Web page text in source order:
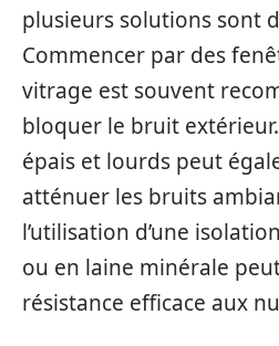
plusieurs solutions sont
Commencer par des
vitrage est souvent
bloquer le bruit
épais et lourds peut
atténuer les bruits
l’utilisation d’une
ou en laine minérale
résistance efficace aux